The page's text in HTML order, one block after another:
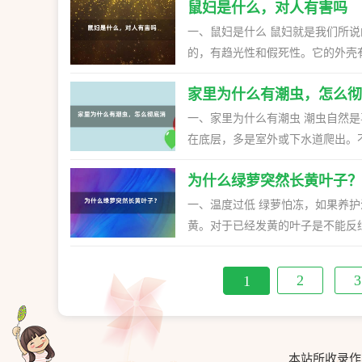
敌有很多，例如瓢虫，寄生蜂，
的农药，避免杀死天敌。若是有
治。
因此若是田间有大量的蝼蛄栖息
殖，危害作物。 三、怎么防治 1、粪坑诱杀：防治的时候可在危害重的地块每隔一段距离挖个坑，大概50
厘米深。等傍晚时放上新鲜的牛粪，上面
间，这样可诱杀蝼蛄。 3、灯光诱
气闷热的时候，这样的环境诱杀效
鼠妇是什么，对人有害吗
一、鼠妇是什么 鼠妇就是我们所
的，有趋光性和假死性。它的外
有一定的药用价值，经常被用来
叶片，容易造成缺棵，严重时会啃食叶肉，导致
妇，平时注意经常打开窗户，多
拌土洒在地面上，大概每亩用50-
盖上覆盖物，这样它就会中毒而死
家里为什么有潮虫，怎么
一、家里为什么有潮虫 潮虫自然
在底层，多是室外或下水道爬出
穿的衣物最好用压缩袋整理起来
潮虫也很难生存。 2、发现有潮虫的时候可喷药杀死，通常选用消毒液就行，加入适量的清水稀释，装入
喷壶中，具体的比例按1:5稀释，然后对准潮虫
常拿出去晾晒，尽量保证空气流
情况。如果家里有小孩子，一定
为什么绿萝突然长黄叶子？
一、温度过低 绿萝怕冻，如果养
黄。对于已经发黄的叶子是不能
绿萝的叶子就会发黄。肥害较轻
更换新的盆土，重新栽种。 三、阳光暴晒 如果养护环境光照过强，绿萝受到突然的暴晒，植株的叶子就
干旱，绿萝的茎叶就会打蔫，叶
1 2 3
本站所收录